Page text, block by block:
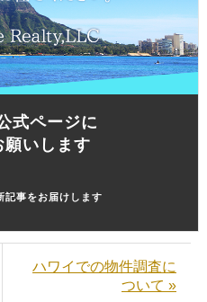
式ページに
願いします
記事をお届けします
ハワイでの物件調査に
ついて »